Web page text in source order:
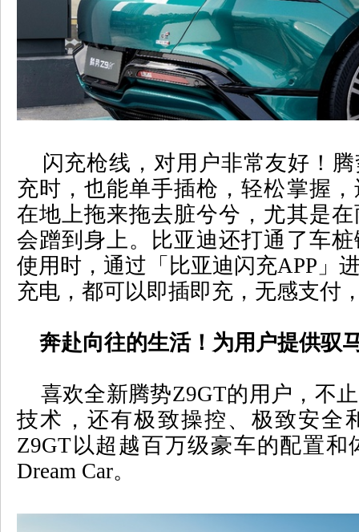
闪充枪线 ，对用户非常友好！
充时，也能单手插枪，轻松掌握
在地上拖来拖去脏兮兮，尤其是
会蹭到身上。比亚迪还打通了车
使用时，通过「比亚迪闪充APP 」
充电，都可以即插即充，无感支付
奔赴向往的生活！为用户提供驭
喜欢全新腾势Z9GT的用户，不
技术，还有极致操控、极致安全
Z9GT 以超越百万级豪车的配置
Dream Car。